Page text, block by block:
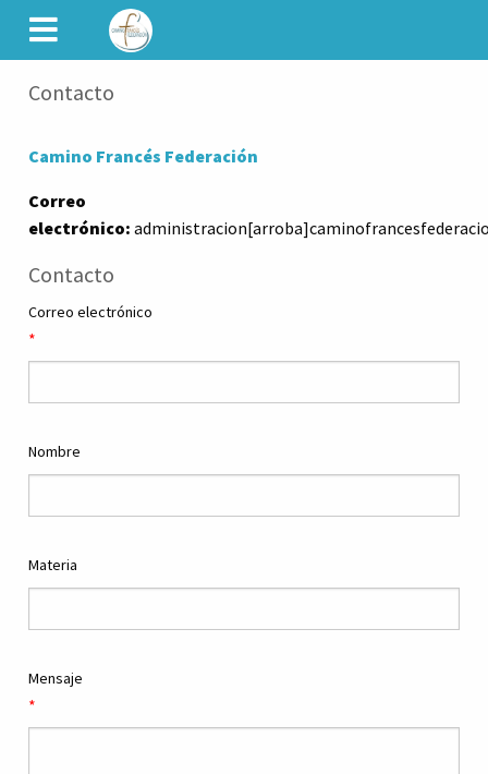
CAMINET
Contacto
Camino Francés Federación
Correo
electrónico:
Contacto
Correo electrónico
Nombre
Materia
Mensaje